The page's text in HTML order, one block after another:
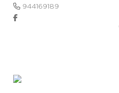
944169189